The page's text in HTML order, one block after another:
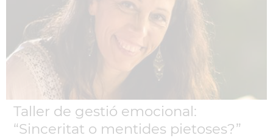
Taller de gestió emocional:
“Sinceritat o mentides pietoses?”